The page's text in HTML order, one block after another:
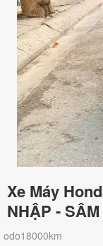
Xe Máy
NHẬP -
odo18000km